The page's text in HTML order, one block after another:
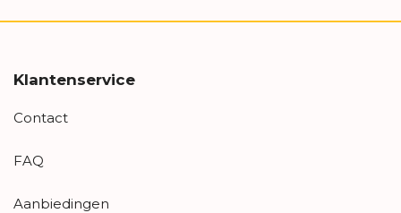
Klantenservice
Contact
FAQ
Aanbiedingen